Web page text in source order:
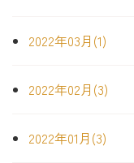
2022年03月(1)
2022年02月(3)
2022年01月(3)